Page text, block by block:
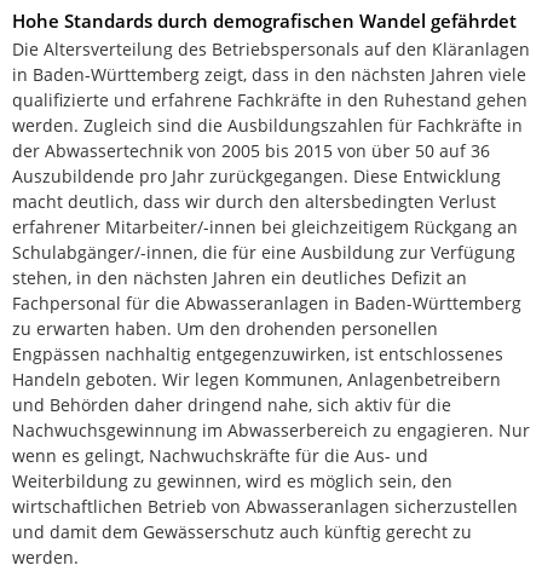
Hohe Standards durch demografischen Wandel gefährdet
Die Altersverteilung des Betriebspersonals auf den Kläranlagen
in Baden-Württemberg zeigt, dass in den nächsten Jahren viele
qualifizierte und erfahrene Fachkräfte in den Ruhestand gehen
werden. Zugleich sind die Ausbildungszahlen für Fachkräfte in
der Abwassertechnik von 2005 bis 2015 von über 50 auf 36
Auszubildende pro Jahr zurückgegangen. Diese Entwicklung
macht deutlich, dass wir durch den altersbedingten Verlust
erfahrener Mitarbeiter/-innen bei gleichzeitigem Rückgang an
Schulabgänger/-innen, die für eine Ausbildung zur Verfügung
stehen, in den nächsten Jahren ein deutliches Defizit an
Fachpersonal für die Abwasseranlagen in Baden-Württemberg
zu erwarten haben. Um den drohenden personellen
Engpässen nachhaltig entgegenzuwirken, ist entschlossenes
Handeln geboten. Wir legen Kommunen, Anlagenbetreibern
und Behörden daher dringend nahe, sich aktiv für die
Nachwuchsgewinnung im Abwasserbereich zu engagieren. Nur
wenn es gelingt, Nachwuchskräfte für die Aus- und
Weiterbildung zu gewinnen, wird es möglich sein, den
wirtschaftlichen Betrieb von Abwasseranlagen sicherzustellen
und damit dem Gewässerschutz auch künftig gerecht zu
werden.